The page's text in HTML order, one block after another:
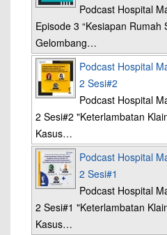
Podcast Hospital
Episode 3 “Kesiapan
Gelombang…
Podcast Hospital
2 Sesi#2
Podcast Hospital
2 Sesi#2 "Keterlambatan
Kasus…
Podcast Hospital
2 Sesi#1
Podcast Hospital
2 Sesi#1 "Keterlambatan
Kasus…